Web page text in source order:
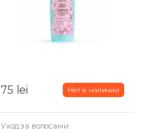
75 lei
Уход за волосами